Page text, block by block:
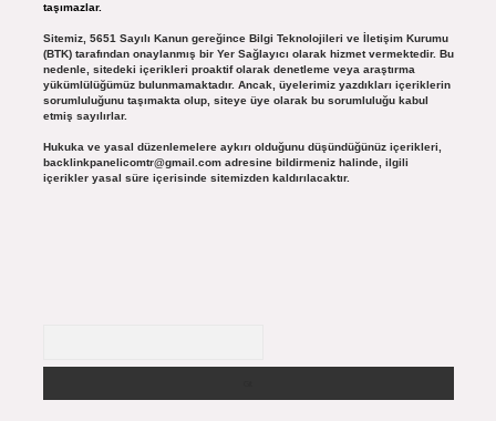
taşımazlar.
Sitemiz, 5651 Sayılı Kanun gereğince Bilgi Teknolojileri ve İletişim Kurumu
(BTK) tarafından onaylanmış bir Yer Sağlayıcı olarak hizmet vermektedir. Bu
nedenle, sitedeki içerikleri proaktif olarak denetleme veya araştırma
yükümlülüğümüz bulunmamaktadır. Ancak, üyelerimiz yazdıkları içeriklerin
sorumluluğunu taşımakta olup, siteye üye olarak bu sorumluluğu kabul
etmiş sayılırlar.
Hukuka ve yasal düzenlemelere aykırı olduğunu düşündüğünüz içerikleri,
backlinkpanelicomtr@gmail.comadresine bildirmeniz halinde, ilgili
içerikler yasal süre içerisinde sitemizden kaldırılacaktır.